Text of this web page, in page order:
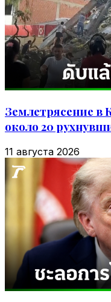
Землетрясение в
около 20
11 августа 2026